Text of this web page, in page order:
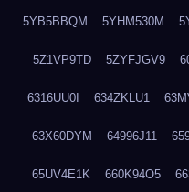
5YB5BBQM 5YHM530M
5Z1VP9TD 5ZYFJGV9
6316UU0I 634ZKLU1
63X60DYM 64996J11
65UV4E1K 660K94O5